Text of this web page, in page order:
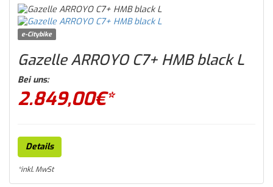
e-Citybike
Gazelle ARROYO C7+ HMB black L
Bei uns:
2.849,00€*
Details
*inkl. MwSt